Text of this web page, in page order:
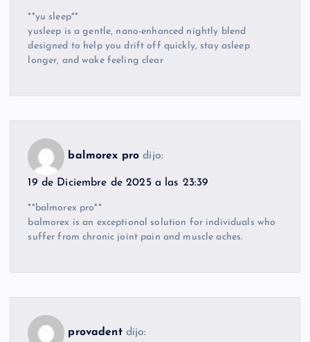
**yu sleep**
yusleep is a gentle, nano-enhanced nightly blend
designed to help you drift off quickly, stay asleep
longer, and wake feeling clear
balmorex pro dijo:
19 de Diciembre de 2025 a las 23:39
**balmorex pro**
balmorex is an exceptional solution for individuals who
suffer from chronic joint pain and muscle aches.
provadent dijo: